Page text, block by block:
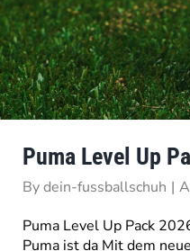
Puma Level Up
Bydein-fussballschuh |
Puma Level Up Pack
Puma ist da Mit dem